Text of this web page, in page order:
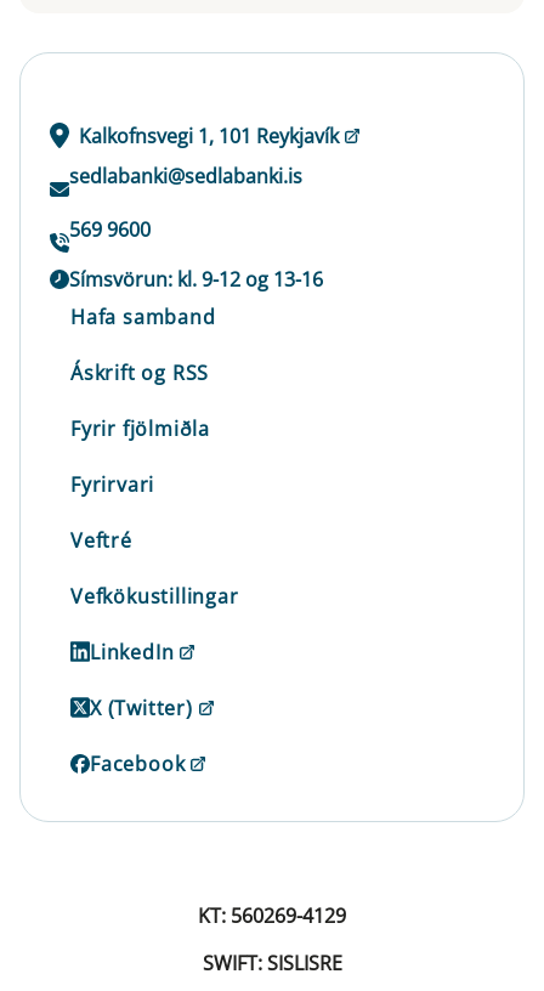
Kalkofnsvegi 1, 101 Reykjavík
sedlabanki@sedlabanki.is
569 9600
Símsvörun: kl. 9-12 og 13-16
Hafa samband
Áskrift og RSS
Fyrir fjölmiðla
Fyrirvari
Veftré
Vefkökustillingar
LinkedIn
X (Twitter)
Facebook
KT: 560269-4129
SWIFT: SISLISRE